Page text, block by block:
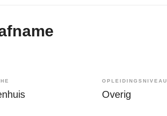
OPLEIDINGSNIVEAU
Overig